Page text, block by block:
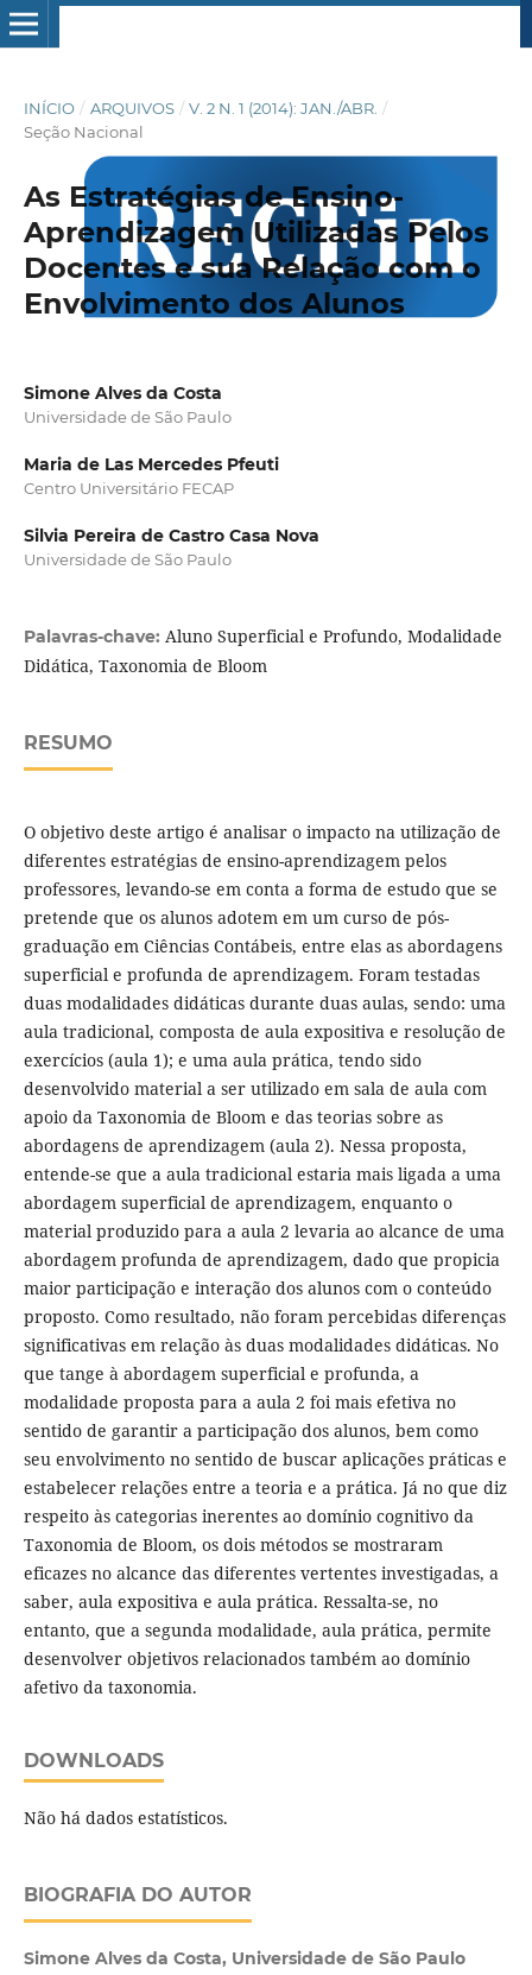
INÍCIO / ARQUIVOS / V. 2 N. 1 (2014): JAN./ABR. /
Seção Nacional
As Estratégias de Ensino-
Aprendizagem Utilizadas Pelos
Docentes e sua Relação com o
Envolvimento dos Alunos
Simone Alves da Costa
Universidade de São Paulo
Maria de Las Mercedes Pfeuti
Centro Universitário FECAP
Silvia Pereira de Castro Casa Nova
Universidade de São Paulo
Palavras-chave: Aluno Superficial e Profundo, Modalidade
Didática, Taxonomia de Bloom
RESUMO
O objetivo deste artigo é analisar o impacto na utilização de
diferentes estratégias de ensino-aprendizagem pelos
professores, levando-se em conta a forma de estudo que se
pretende que os alunos adotem em um curso de pós-
graduação em Ciências Contábeis, entre elas as abordagens
superficial e profunda de aprendizagem. Foram testadas
duas modalidades didáticas durante duas aulas, sendo: uma
aula tradicional, composta de aula expositiva e resolução de
exercícios (aula 1); e uma aula prática, tendo sido
desenvolvido material a ser utilizado em sala de aula com
apoio da Taxonomia de Bloom e das teorias sobre as
abordagens de aprendizagem (aula 2). Nessa proposta,
entende-se que a aula tradicional estaria mais ligada a uma
abordagem superficial de aprendizagem, enquanto o
material produzido para a aula 2 levaria ao alcance de uma
abordagem profunda de aprendizagem, dado que propicia
maior participação e interação dos alunos com o conteúdo
proposto. Como resultado, não foram percebidas diferenças
significativas em relação às duas modalidades didáticas. No
que tange à abordagem superficial e profunda, a
modalidade proposta para a aula 2 foi mais efetiva no
sentido de garantir a participação dos alunos, bem como
seu envolvimento no sentido de buscar aplicações práticas e
estabelecer relações entre a teoria e a prática. Já no que diz
respeito às categorias inerentes ao domínio cognitivo da
Taxonomia de Bloom, os dois métodos se mostraram
eficazes no alcance das diferentes vertentes investigadas, a
saber, aula expositiva e aula prática. Ressalta-se, no
entanto, que a segunda modalidade, aula prática, permite
desenvolver objetivos relacionados também ao domínio
afetivo da taxonomia.
DOWNLOADS
Não há dados estatísticos.
BIOGRAFIA DO AUTOR
Simone Alves da Costa, Universidade de São Paulo